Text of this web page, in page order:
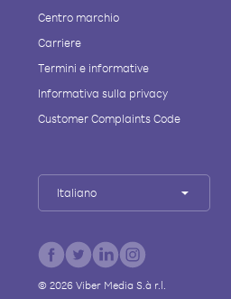
Centro marchio
Carriere
Termini e informative
Informativa sulla privacy
Customer Complaints Code
Italiano
© 2026Viber Media S.à r.l.